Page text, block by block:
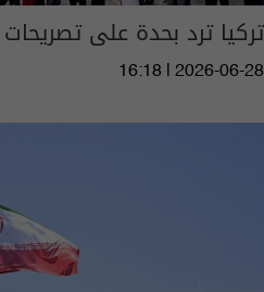
تركيا ترد بحدة على تصريحات
16:18 | 2026-06-28